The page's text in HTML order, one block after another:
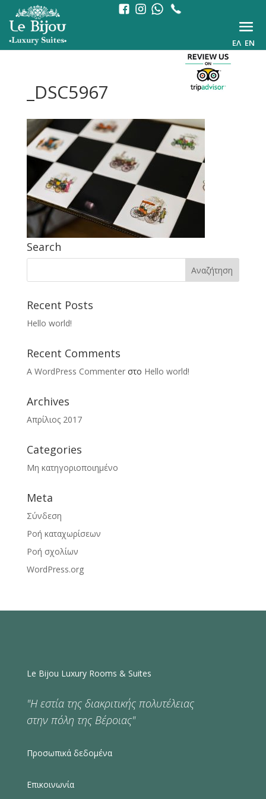
ΕΛ EN
_DSC5967
Search
Recent Posts
Hello world!
Recent Comments
A WordPress Commenterστο Hello world!
Archives
Απρίλιος 2017
Categories
Μη κατηγοριοποιημένο
Meta
Σύνδεση
Ροή καταχωρίσεων
Ροή σχολίων
WordPress.org
Le Bijou Luxury Rooms & Suites
"Η εστία της διακριτικής πολυτέλειας
στην πόλη της Βέροιας"
Προσωπικά δεδομένα
Επικοινωνία